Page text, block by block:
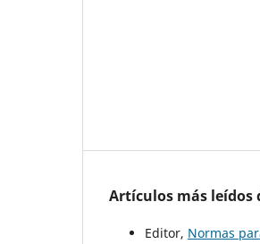
Artículos más
Editor, Normas